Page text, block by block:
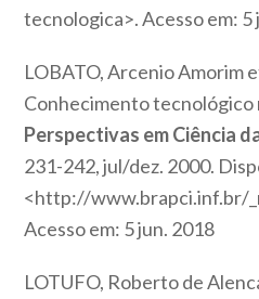
tecnologica>. Acesso em: 5
LOBATO, Arcenio Amorim
Conhecimento tecnológico
Perspectivas em Ciência
231-242, jul/dez. 2000.
<http://www.brapci.inf.br/
Acesso em: 5 jun. 2018
LOTUFO, Roberto de